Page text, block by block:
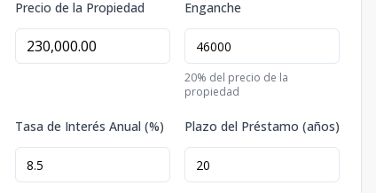
Precio de la Propiedad Enganche
20% del precio de la
propiedad
Tasa de Interés Anual (%) Plazo del Préstamo (años)